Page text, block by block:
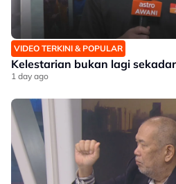
VIDEO TERKINI & POPULAR
Kelestarian bukan lagi
1 day ago